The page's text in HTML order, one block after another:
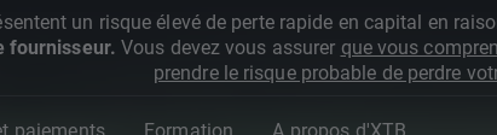
un risque élevé de perte rapide en capital en
fournisseur. Vous devez vous assurer que vous
prendre le risque probable de perdre
paiements Formation A propos d'XTB